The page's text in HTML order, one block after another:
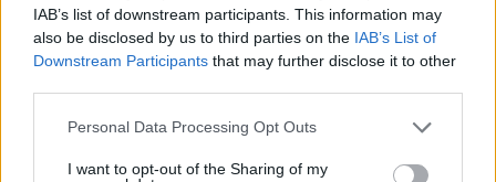
IAB’s list of downstream participants. This information may
also be disclosed by us to third parties on the IAB’s List of
Downstream Participants that may further disclose it to other
Please note that this website/app uses one or more Google
not limited to your visit or usage behaviour. You may click to
Personal Data Processing Opt Outs
I want to opt-out of the Sharing of my
μπήκε στο νοσοκομείο για νέα
θεραπεία
06.08.2026, 18:00 42
κορωνοϊός; Άλλα έλεγε δημόσια ο